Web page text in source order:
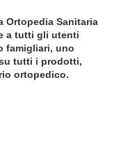
Ortopedia Sanitaria
a tutti gli utenti
famigliari, uno
tutti i prodotti,
ortopedico.